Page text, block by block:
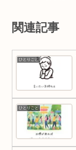
関連記事
ひとりごと
ひとりごと